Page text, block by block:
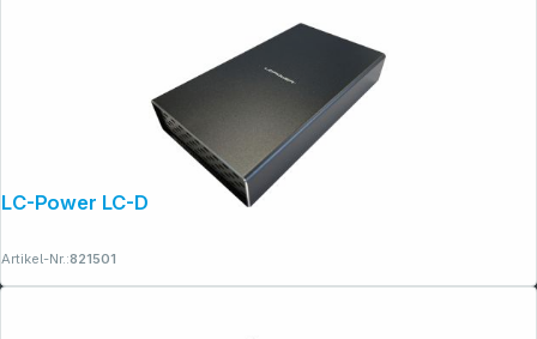
LC-Power LC-DOCK-C-35-M2
Artikel-Nr.:821501